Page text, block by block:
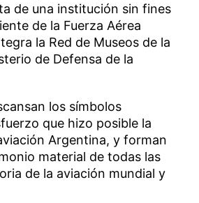
de una institución sin fines
de la Fuerza Aérea
la Red de Museos de la
de Defensa de la
los símbolos
que hizo posible la
Argentina, y forman
material de todas las
de la aviación mundial y